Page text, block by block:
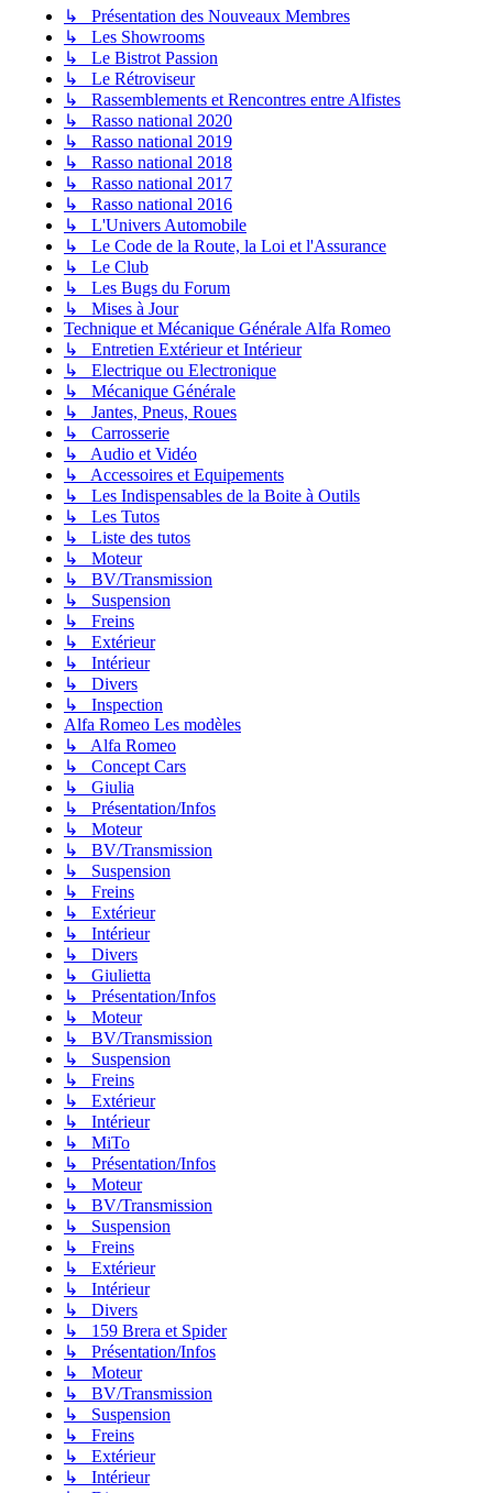
↳ Présentation des Nouveaux Membres
↳ Les Showrooms
↳ Le Bistrot Passion
↳ Le Rétroviseur
↳ Rassemblements et Rencontres entre Alfistes
↳ Rasso national 2020
↳ Rasso national 2019
↳ Rasso national 2018
↳ Rasso national 2017
↳ Rasso national 2016
↳ L'Univers Automobile
↳ Le Code de la Route, la Loi et l'Assurance
↳ Le Club
↳ Les Bugs du Forum
↳ Mises à Jour
Technique et Mécanique Générale Alfa Romeo
↳ Entretien Extérieur et Intérieur
↳ Electrique ou Electronique
↳ Mécanique Générale
↳ Jantes, Pneus, Roues
↳ Carrosserie
↳ Audio et Vidéo
↳ Accessoires et Equipements
↳ Les Indispensables de la Boite à Outils
↳ Les Tutos
↳ Liste des tutos
↳ Moteur
↳ BV/Transmission
↳ Suspension
↳ Freins
↳ Extérieur
↳ Intérieur
↳ Divers
↳ Inspection
Alfa Romeo Les modèles
↳ Alfa Romeo
↳ Concept Cars
↳ Giulia
↳ Présentation/Infos
↳ Moteur
↳ BV/Transmission
↳ Suspension
↳ Freins
↳ Extérieur
↳ Intérieur
↳ Divers
↳ Giulietta
↳ Présentation/Infos
↳ Moteur
↳ BV/Transmission
↳ Suspension
↳ Freins
↳ Extérieur
↳ Intérieur
↳ MiTo
↳ Présentation/Infos
↳ Moteur
↳ BV/Transmission
↳ Suspension
↳ Freins
↳ Extérieur
↳ Intérieur
↳ Divers
↳ 159 Brera et Spider
↳ Présentation/Infos
↳ Moteur
↳ BV/Transmission
↳ Suspension
↳ Freins
↳ Extérieur
↳ Intérieur